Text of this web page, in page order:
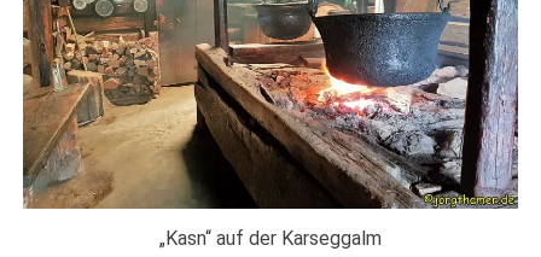
„Kasn“ auf der Karseggalm